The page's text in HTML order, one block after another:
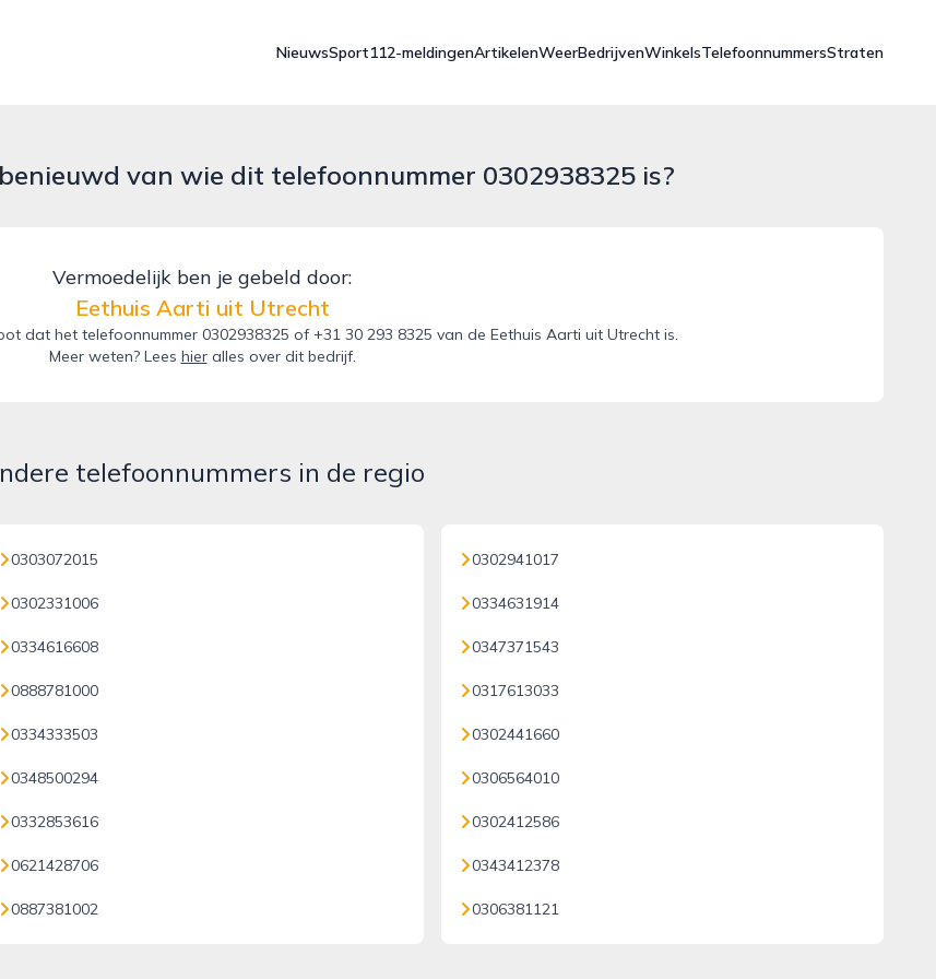
NieuwsSport112-meldingenArtikelenWeerBedrijvenWinkelsTelefoonnummersStraten
van wie dit telefoonnummer 0302938325 is?
Vermoedelijk ben je gebeld door:
Eethuis Aarti uit Utrecht
dat het telefoonnummer 0302938325 of +31 30 293 8325 van de Eethuis Aarti uit Utrecht is.
Meer weten? Lees hieralles over dit bedrijf.
telefoonnummers in de regio
0303072015
0302331006
0334616608
0888781000
0334333503
0348500294
0332853616
0621428706
0887381002
0302941017
0334631914
0347371543
0317613033
0302441660
0306564010
0302412586
0343412378
0306381121